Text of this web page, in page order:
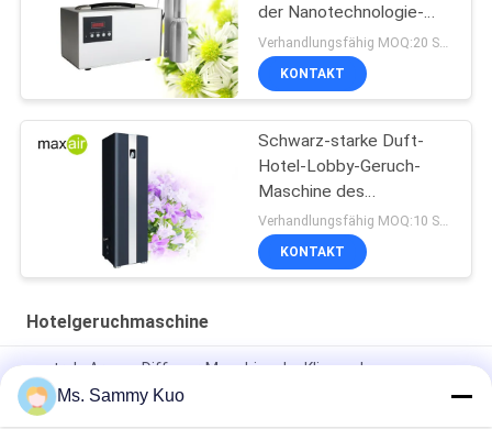
der Nanotechnologie-
1000m2 silberne
Aluminium
KONTAKT
Schwarz-starke Duft-
Hotel-Lobby-Geruch-
Maschine des
Neuzugang-privates
Modell-500ml
Verhandlungsfähig MOQ:10 Stücke
KONTAKT
Hotelgeruchmaschine
zentrale Aroma-Diffusor-Maschine der Klimaanlagen-
3000cbm, Geruch-Diffusor-Maschine HVAC-50W
Ms. Sammy Kuo